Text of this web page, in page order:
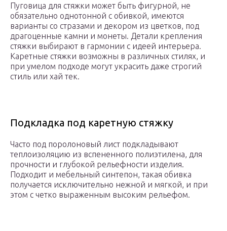
Пуговица для стяжки может быть фигурной, не
обязательно однотонной с обивкой, имеются
варианты со стразами и декором из цветков, под
драгоценные камни и монеты. Детали крепления
стяжки выбирают в гармонии с идеей интерьера.
Каретные стяжки возможны в различных стилях, и
при умелом подходе могут украсить даже строгий
стиль или хай тек.
Подкладка под каретную стяжку
Часто под поролоновый лист подкладывают
теплоизоляцию из вспененного полиэтилена, для
прочности и глубокой рельефности изделия.
Подходит и мебельный синтепон, такая обивка
получается исключительно нежной и мягкой, и при
этом с четко выраженным высоким рельефом.